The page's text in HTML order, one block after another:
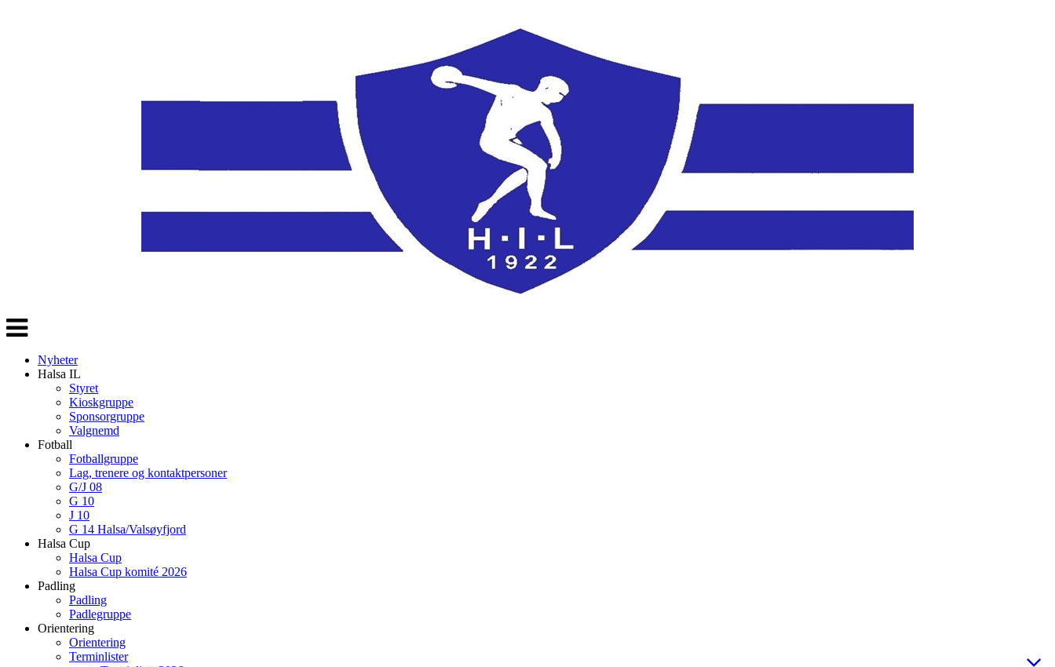
Veksle
navigasjon
Nyheter
Halsa IL
Styret
Kioskgruppe
Sponsorgruppe
Valgnemd
Fotball
Fotballgruppe
Lag, trenere og kontaktpersoner
G/J 08
G 10
J 10
G 14 Halsa/Valsøyfjord
Halsa Cup
Halsa Cup
Halsa Cup komité 2026
Padling
Padling
Padlegruppe
Orientering
Orientering
Terminlister